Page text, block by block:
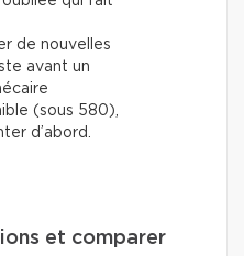
de nouvelles
avant un
(sous 580),
d’abord.
et comparer